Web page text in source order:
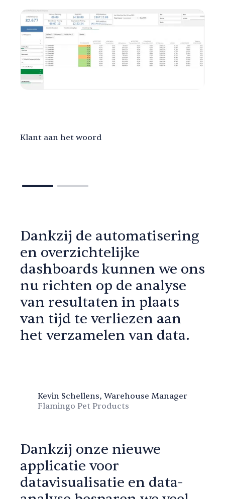
Klant aan het woord
Dankzij de automatisering
en overzichtelijke
dashboards kunnen we ons
nu richten op de analyse
van resultaten in plaats
van tijd te verliezen aan
het verzamelen van data.
Kevin Schellens, Warehouse Manager
Flamingo Pet Products
Dankzij onze nieuwe
applicatie voor
datavisualisatie en data-